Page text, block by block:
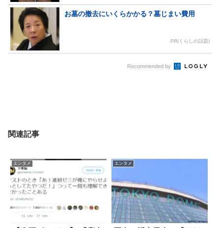
お墓の撤去にいくらかかる？墓じまい費用
PR(くらしの話題)
Recommended by
関連記事
エンタメ エンタメ